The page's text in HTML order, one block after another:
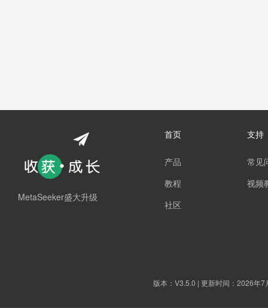
MetaSeeker盛大升级
首页
产品
教程
社区
支持
常见
视频
版本： V3.5.0 | 更新时间：2026年